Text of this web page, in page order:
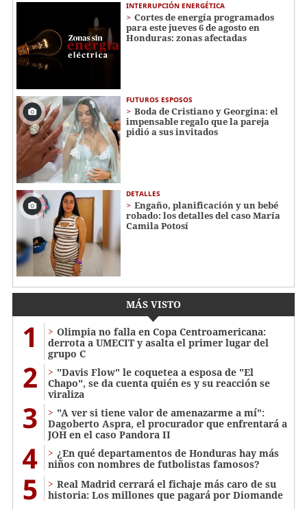
INTERRUPCIÓN ENERGÉTICA
Cortes de energía programados
para este jueves 6 de agosto en
Honduras: zonas afectadas
FUTUROS ESPOSOS
Boda de Cristiano y Georgina: el
impensable regalo que la pareja
pidió a sus invitados
DETALLES
Engaño, planificación y un bebé
robado: los detalles del caso María
Camila Potosí
MÁS VISTO
1
Olimpia no falla en Copa Centroamericana:
derrota a UMECIT y asalta el primer lugar del
grupo C
2
"Davis Flow" le coquetea a esposa de "El
Chapo", se da cuenta quién es y su reacción se
viraliza
3
"A ver si tiene valor de amenazarme a mí":
Dagoberto Aspra, el procurador que enfrentará a
JOH en el caso Pandora II
4
¿En qué departamentos de Honduras hay más
niños con nombres de futbolistas famosos?
5
Real Madrid cerrará el fichaje más caro de su
historia: Los millones que pagará por Diomande